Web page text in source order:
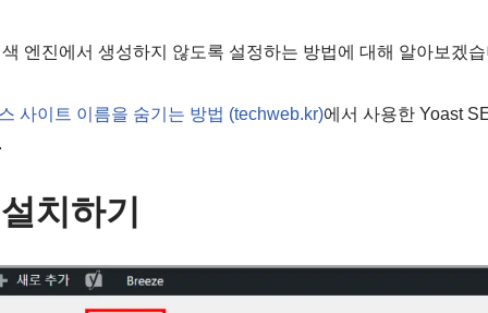
엔진에서 생성하지 않도록 설정하는 방법에 대해 알아보겠
사이트 이름을 숨기는 방법 (techweb.kr)에서 사용한 Yoast
치하기